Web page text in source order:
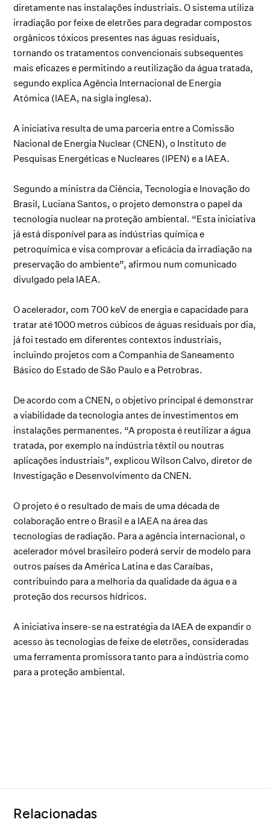
diretamente nas instalações industriais. O sistema utiliza
irradiação por feixe de eletrões para degradar compostos
orgânicos tóxicos presentes nas águas residuais,
tornando os tratamentos convencionais subsequentes
mais eficazes e permitindo a reutilização da água tratada,
segundo explica Agência Internacional de Energia
Atómica (IAEA, na sigla inglesa).
A iniciativa resulta de uma parceria entre a Comissão
Nacional de Energia Nuclear (CNEN), o Instituto de
Pesquisas Energéticas e Nucleares (IPEN) e a IAEA.
Segundo a ministra da Ciência, Tecnologia e Inovação do
Brasil, Luciana Santos, o projeto demonstra o papel da
tecnologia nuclear na proteção ambiental. “Esta iniciativa
já está disponível para as indústrias química e
petroquímica e visa comprovar a eficácia da irradiação na
preservação do ambiente”, afirmou num comunicado
divulgado pela IAEA.
O acelerador, com 700 keV de energia e capacidade para
tratar até 1000 metros cúbicos de águas residuais por dia,
já foi testado em diferentes contextos industriais,
incluindo projetos com a Companhia de Saneamento
Básico do Estado de São Paulo e a Petrobras.
De acordo com a CNEN, o objetivo principal é demonstrar
a viabilidade da tecnologia antes de investimentos em
instalações permanentes. “A proposta é reutilizar a água
tratada, por exemplo na indústria têxtil ou noutras
aplicações industriais”, explicou Wilson Calvo, diretor de
Investigação e Desenvolvimento da CNEN.
O projeto é o resultado de mais de uma década de
colaboração entre o Brasil e a IAEA na área das
tecnologias de radiação. Para a agência internacional, o
acelerador móvel brasileiro poderá servir de modelo para
outros países da América Latina e das Caraíbas,
contribuindo para a melhoria da qualidade da água e a
proteção dos recursos hídricos.
A iniciativa insere-se na estratégia da IAEA de expandir o
acesso às tecnologias de feixe de eletrões, consideradas
uma ferramenta promissora tanto para a indústria como
para a proteção ambiental.
Relacionadas